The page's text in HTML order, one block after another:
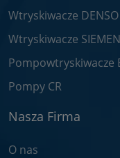
Wtryskiwacze
Wtryskiwacze
Pompowtryskiwacze
Pompy CR
Nasza Firma
O nas